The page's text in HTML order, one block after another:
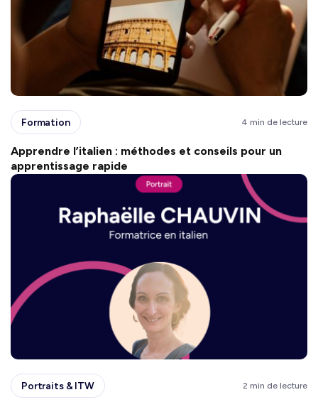
Formation 4 min de lecture
Apprendre l’italien : méthodes et conseils pour un
apprentissage rapide
Portraits & ITW 2 min de lecture